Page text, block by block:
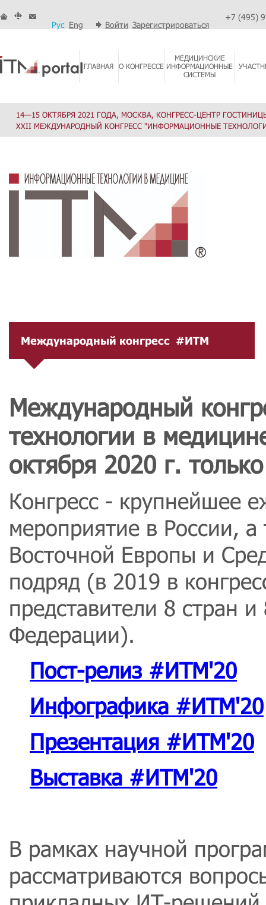
Рус Eng Войти Зарегистрироваться
+7 (495)
ГЛАВНАЯ О КОНГРЕССЕ
МЕДИЦИНСКИЕ
ИНФОРМАЦИОННЫЕ
СИСТЕМЫ
14—15 ОКТЯБРЯ 2021 ГОДА, МОСКВА, КОНГРЕСС-ЦЕНТР
XXII МЕЖДУНАРОДНЫЙ КОНГРЕСС "ИНФОРМАЦИОННЫЕ
Международный конгресс #ИТМ
Международный
технологии в
октября 2020 г.
Конгресс - крупнейшее
мероприятие в России,
Восточной Европы и
подряд (в 2019 в
представители 8 стран
Федерации).
Пост-релиз #ИТМ'20
Инфографика #ИТМ'20
Презентация #ИТМ'20
Выставка #ИТМ'20
В рамках научной
рассматриваются